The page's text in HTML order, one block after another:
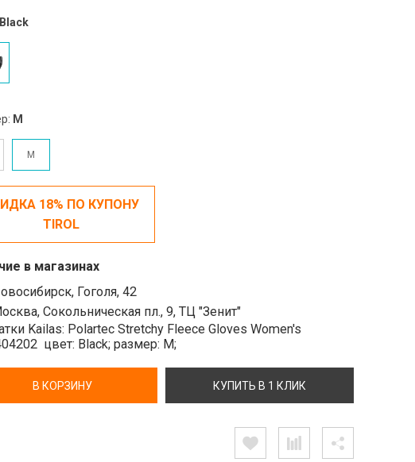
Black
M
M
18% ПО КУПОНУ
TIROL
в магазинах
Гоголя, 42
Сокольническая пл., 9, ТЦ "Зенит"
Kailas: Polartec Stretchy Fleece Gloves Women's
цвет: Black; размер: M;
В КОРЗИНУ КУПИТЬ В 1 КЛИК